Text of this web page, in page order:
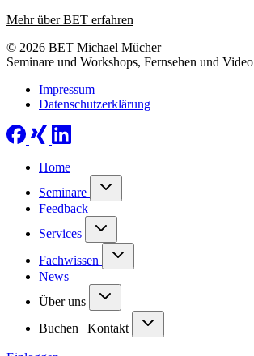
Mehr über BET erfahren
© 2026 BET Michael Mücher
Seminare und Workshops, Fernsehen und Video
Impressum
Datenschutzerklärung
Home
Seminare
Feedback
Services
Fachwissen
News
Über uns
Buchen | Kontakt